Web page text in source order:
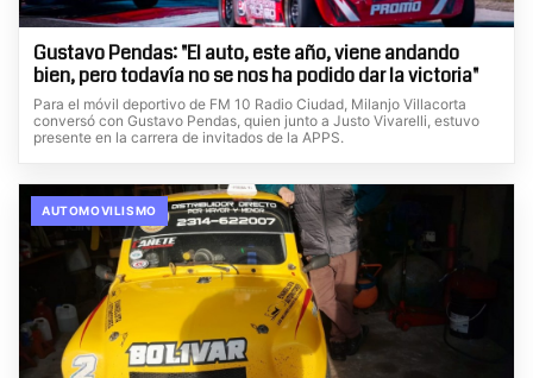
Gustavo Pendas: "El auto, este año, viene andando
bien, pero todavía no se nos ha podido dar la victoria"
Para el móvil deportivo de FM 10 Radio Ciudad, Milanjo Villacorta
conversó con Gustavo Pendas, quien junto a Justo Vivarelli, estuvo
presente en la carrera de invitados de la APPS.
AUTOMOVILISMO